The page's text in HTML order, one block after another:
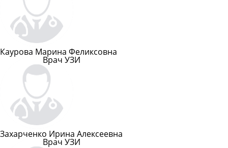
Каурова Марина Феликсовна
Врач УЗИ
Захарченко Ирина Алексеевна
Врач УЗИ